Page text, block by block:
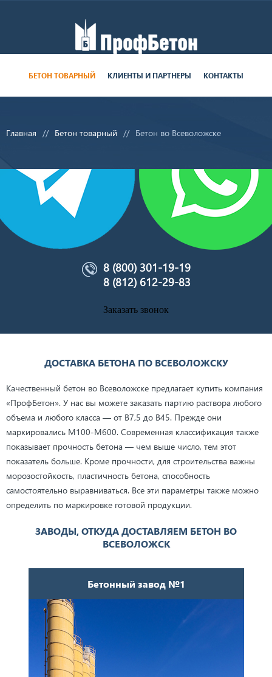
Работаем пн-пт с 9:00 до 19:00
поставки круглосуточно
8 (800) 301-19-19
8 (812) 612-29-83
Заказать звонок
БЕТОН ТОВАРНЫЙ КЛИЕНТЫ И ПАРТНЕРЫ КОНТАКТЫ
Главная Бетон товарный Бетон во Всеволожске
ДОСТАВКА БЕТОНА ПО ВСЕВОЛОЖСКУ
Качественный бетон во Всеволожске предлагает купить компания
«ПрофБетон». У нас вы можете заказать партию раствора любого
объема и любого класса — от В7,5 до В45. Прежде они
маркировались М100-М600. Современная классификация также
показывает прочность бетона — чем выше число, тем этот
показатель больше. Кроме прочности, для строительства важны
морозостойкость, пластичность бетона, способность
самостоятельно выравниваться. Все эти параметры также можно
определить по маркировке готовой продукции.
ЗАВОДЫ, ОТКУДА ДОСТАВЛЯЕМ БЕТОН ВО
ВСЕВОЛОЖСК
Бетонный завод №1